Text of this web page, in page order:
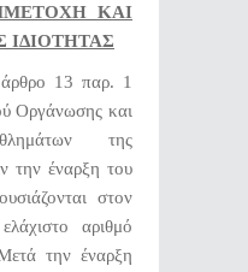
ΚΑΙ
ΙΔΙΟΤΗΤΑΣ
13 παρ. 1
Οργάνωσης και
της
την έναρξη του
στον
αριθμό
την έναρξη